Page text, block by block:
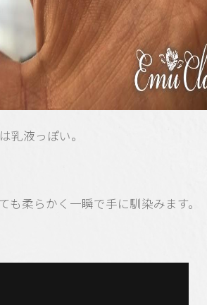
乳液っぽい。
も柔らかく一瞬で手に馴染みます。